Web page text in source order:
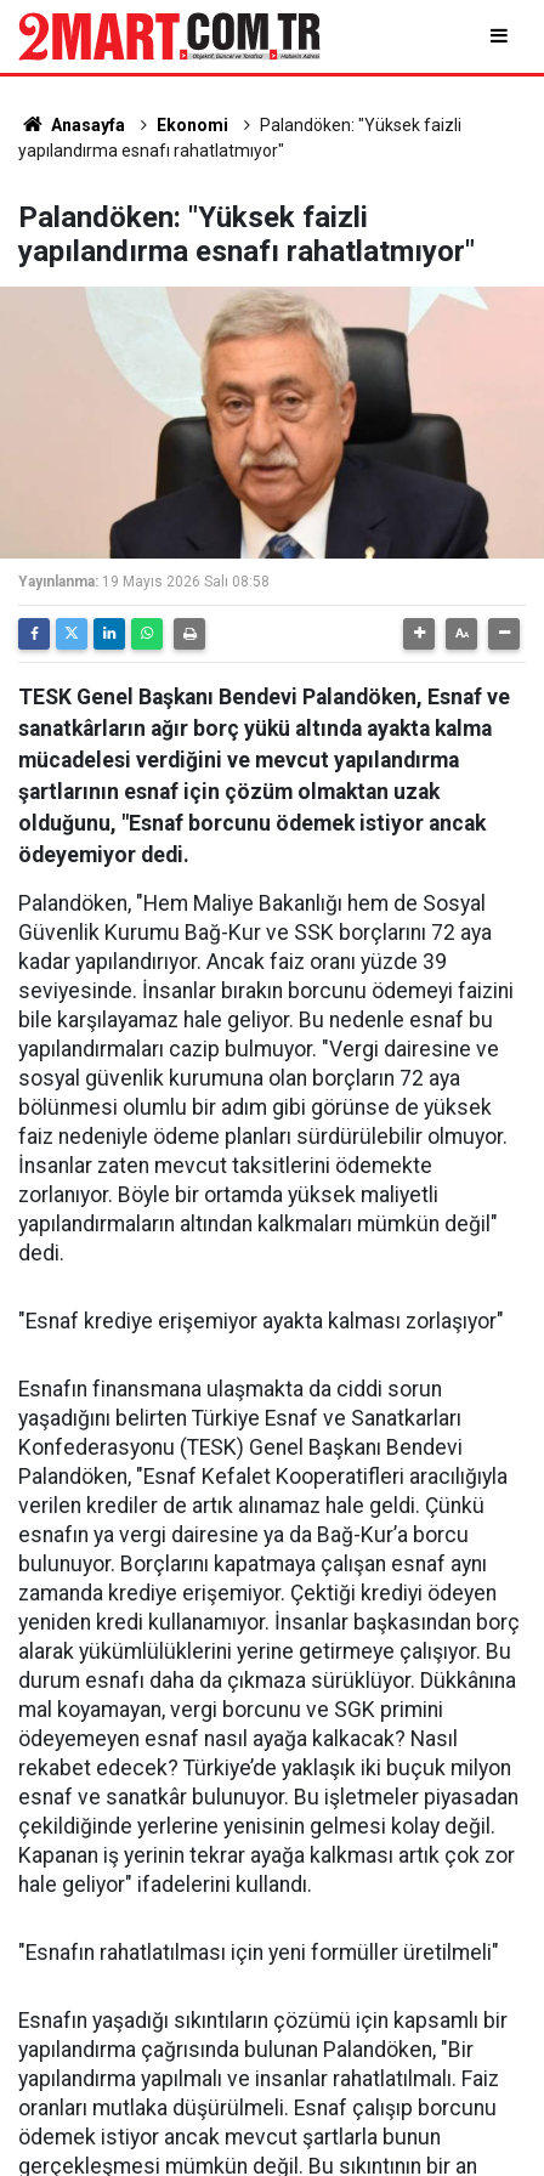
Anasayfa Ekonomi
Palandöken: "Yüksek faizli
yapılandırma esnafı rahatlatmıyor"
Palandöken: "Yüksek faizli
yapılandırma esnafı rahatlatmıyor"
Yayınlanma: 19 Mayıs 2026 Salı 08:58
TESK Genel Başkanı Bendevi Palandöken, Esnaf ve
sanatkârların ağır borç yükü altında ayakta kalma
mücadelesi verdiğini ve mevcut yapılandırma
şartlarının esnaf için çözüm olmaktan uzak
olduğunu, "Esnaf borcunu ödemek istiyor ancak
ödeyemiyor dedi.
Palandöken, "Hem Maliye Bakanlığı hem de Sosyal
Güvenlik Kurumu Bağ-Kur ve SSK borçlarını 72 aya
kadar yapılandırıyor. Ancak faiz oranı yüzde 39
seviyesinde. İnsanlar bırakın borcunu ödemeyi faizini
bile karşılayamaz hale geliyor. Bu nedenle esnaf bu
yapılandırmaları cazip bulmuyor. "Vergi dairesine ve
sosyal güvenlik kurumuna olan borçların 72 aya
bölünmesi olumlu bir adım gibi görünse de yüksek
faiz nedeniyle ödeme planları sürdürülebilir olmuyor.
İnsanlar zaten mevcut taksitlerini ödemekte
zorlanıyor. Böyle bir ortamda yüksek maliyetli
yapılandırmaların altından kalkmaları mümkün değil"
dedi.
"Esnaf krediye erişemiyor ayakta kalması zorlaşıyor"
Esnafın finansmana ulaşmakta da ciddi sorun
yaşadığını belirten Türkiye Esnaf ve Sanatkarları
Konfederasyonu (TESK) Genel Başkanı Bendevi
Palandöken, "Esnaf Kefalet Kooperatifleri aracılığıyla
verilen krediler de artık alınamaz hale geldi. Çünkü
esnafın ya vergi dairesine ya da Bağ-Kur’a borcu
bulunuyor. Borçlarını kapatmaya çalışan esnaf aynı
zamanda krediye erişemiyor. Çektiği krediyi ödeyen
yeniden kredi kullanamıyor. İnsanlar başkasından borç
alarak yükümlülüklerini yerine getirmeye çalışıyor. Bu
durum esnafı daha da çıkmaza sürüklüyor. Dükkânına
mal koyamayan, vergi borcunu ve SGK primini
ödeyemeyen esnaf nasıl ayağa kalkacak? Nasıl
rekabet edecek? Türkiye’de yaklaşık iki buçuk milyon
esnaf ve sanatkâr bulunuyor. Bu işletmeler piyasadan
çekildiğinde yerlerine yenisinin gelmesi kolay değil.
Kapanan iş yerinin tekrar ayağa kalkması artık çok zor
hale geliyor" ifadelerini kullandı.
"Esnafın rahatlatılması için yeni formüller üretilmeli"
Esnafın yaşadığı sıkıntıların çözümü için kapsamlı bir
yapılandırma çağrısında bulunan Palandöken, "Bir
yapılandırma yapılmalı ve insanlar rahatlatılmalı. Faiz
oranları mutlaka düşürülmeli. Esnaf çalışıp borcunu
ödemek istiyor ancak mevcut şartlarla bunun
gerçekleşmesi mümkün değil. Bu sıkıntının bir an